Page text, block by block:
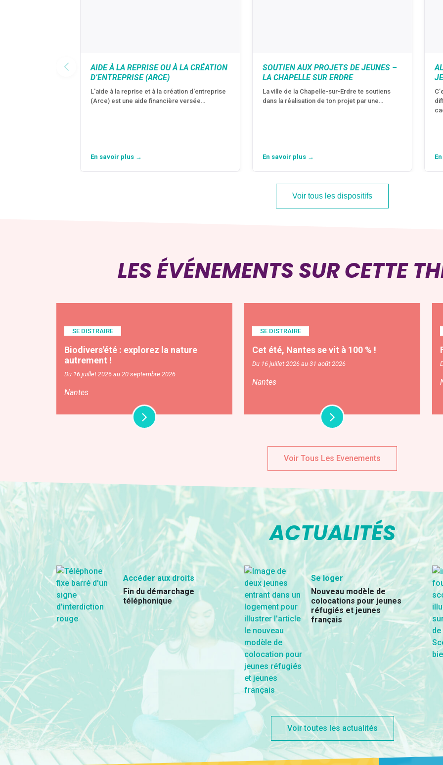
AIDE À LA REPRISE OU À LA CRÉATION
D’ENTREPRISE (ARCE)
L'aide à la reprise et à la création d'entreprise
(Arce) est une aide financière versée…
En savoir plus →
SOUTIEN AUX PROJETS DE JEUNES –
LA CHAPELLE SUR ERDRE
La ville de la Chapelle-sur-Erdre te soutiens
dans la réalisation de ton projet par une…
En savoir plus →
Voir tous les dispositifs
LES ÉVÉNEMENTS SUR CETTE
SE DISTRAIRE
Biodivers'été : explorez la nature
autrement !
Du 16 juillet 2026 au 20 septembre 2026
Nantes
SE DISTRAIRE
Cet été, Nantes se vit à 100 % !
Du 16 juillet 2026 au 31 août 2026
Nantes
Voir Tous Les Evenements
ACTUALITÉS
Accéder aux droits
Fin du démarchage
téléphonique
Se loger
Nouveau modèle de
colocations pour jeunes
réfugiés et jeunes
français
Voir toutes les actualités